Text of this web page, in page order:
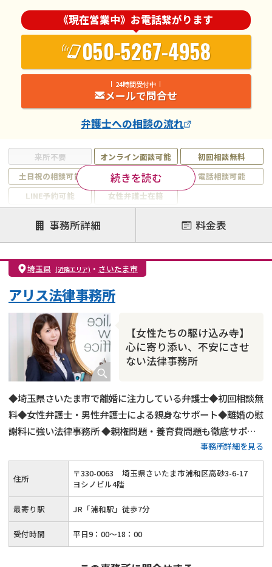
来所不要 オンライン面談可能
初回相談無料
土日祝の相談可能
19時以降電話可能
電話相談可能
LINE予約可能
女性弁護士在籍
注力案件
離婚前相談
離婚調停
離婚裁判
親権・面会交流権
DV
モラハラ
不貞・不倫慰謝料請求
国際離婚
財産分与
続きを読む
《現在営業中》お電話繋がります
050-5267-4958
24時間受付中
メールで問合せ
弁護士への相談の流れ
事務所詳細 料金表
埼玉県 (近隣エリア) ・ さいたま市
【女性たちの駆け込み寺】
心に寄り添い、不安にさせ
ない法律事務所
アリス法律事務所
◆埼玉県さいたま市で離婚に注力している弁護士◆初回相談無
料◆女性弁護士・男性弁護士による親身なサポート◆離婚の慰
謝料に強い法律事務所 ◆親権問題・養育費問題も徹底サポー
事務所詳細を見る
住所 〒330-0063
埼玉県さいたま市浦和区高砂3-6-17
ヨシノビル4階
最寄り駅 JR「浦和駅」徒歩7分
受付時間 平日9：00～18：00